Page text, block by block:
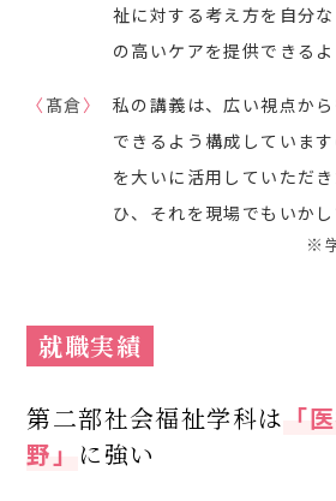
祉に対する考え方を自分
の高いケアを提供できるよ
〈 髙倉〉
私の講義は、広い視点か
できるよう構成していま
を大いに活用していただ
ひ、それを現場でもいかし
※
就職実績
第二部社会福祉学科は 「
野」 に強い